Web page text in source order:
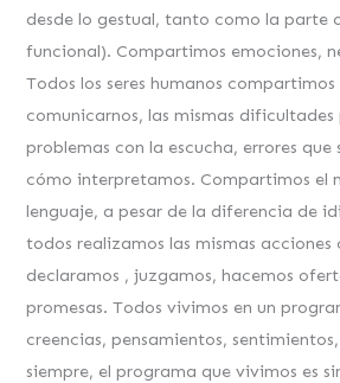
desde lo gestual, tanto como la parte
funcional). Compartimos emociones,
Todos los seres humanos
comunicarnos, las mismas
problemas con la escucha, errores que
cómo interpretamos. Compartimos el
lenguaje, a pesar de la diferencia de
todos realizamos las mismas acciones
declaramos , juzgamos, hacemos
promesas. Todos vivimos en un
creencias, pensamientos,
siempre, el programa que vivimos es